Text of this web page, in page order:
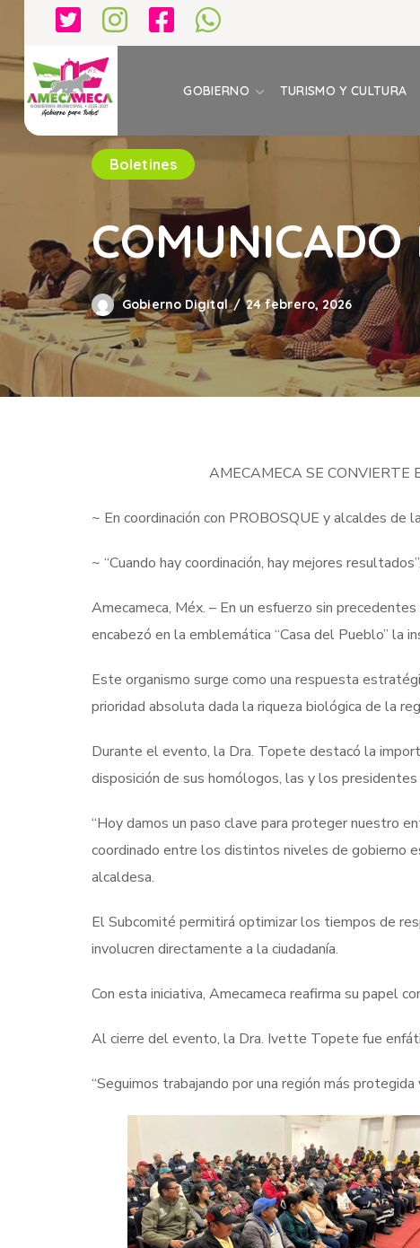
GOBIERNO TURISMO Y CULTURA
Boletines
Gobierno Digital 24 febrero, 2026
AMECAMECA SE CONVIERTE
~ En coordinación con PROBOSQUE y alcaldes de
~ “Cuando hay coordinación, hay mejores
Amecameca, Méx. – En un esfuerzo sin
encabezó en la emblemática “Casa del Pueblo” la
Este organismo surge como una respuesta
prioridad absoluta dada la riqueza biológica de la
Durante el evento, la Dra. Topete destacó la
disposición de sus homólogos, las y los
“Hoy damos un paso clave para proteger nuestro
coordinado entre los distintos niveles de gobierno
alcaldesa.
El Subcomité permitirá optimizar los tiempos de
involucren directamente a la ciudadanía.
Con esta iniciativa, Amecameca reafirma su papel
Al cierre del evento, la Dra. Ivette Topete fue
“Seguimos trabajando por una región más